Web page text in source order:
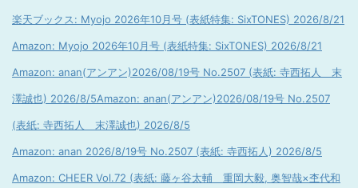
楽天ブックス: Myojo 2026年10月号 (表紙特集: SixTONES) 2026/8/21
Amazon: Myojo 2026年10月号 (表紙特集: SixTONES) 2026/8/21
Amazon: anan(アンアン)2026/08/19号 No.2507 (表紙: 寺西拓人 末
澤誠也) 2026/8/5Amazon: anan(アンアン)2026/08/19号 No.2507
(表紙: 寺西拓人 末澤誠也) 2026/8/5
Amazon: anan 2026/8/19号 No.2507 (表紙: 寺西拓人) 2026/8/5
Amazon: CHEER Vol.72 (表紙: 藤ヶ谷太輔 重岡大毅, 奥智哉×杢代和